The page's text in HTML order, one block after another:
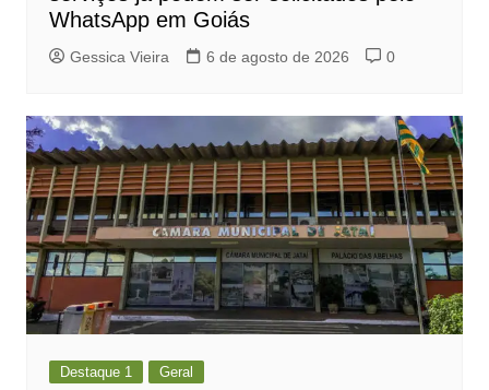
WhatsApp em Goiás
Gessica Vieira 6 de agosto de 2026 0
Destaque 1 Geral